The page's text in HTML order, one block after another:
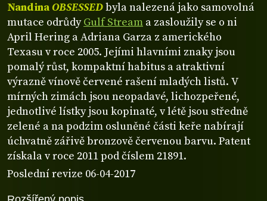
Nandina OBSESSEDbyla nalezená jako samovolná
mutace odrůdyGulf Stream a zasloužily se o ni
April Hering a Adriana Garza z amerického
Texasu v roce 2005. Jejími hlavními znaky jsou
pomalý růst, kompaktní habitus a atraktivní
výrazně vínově červené rašení mladých listů. V
mírných zimách jsou neopadavé, lichozpeřené,
jednotlivé lístky jsou kopinaté, v létě jsou středně
zelené a na podzim osluněné části keře nabírají
úchvatně zářivě bronzově červenou barvu. Patent
získala v roce 2011 pod číslem 21891.
Poslední revize 06-04-2017